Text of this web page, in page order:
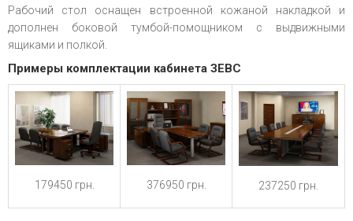
Рабочий стол оснащен встроенной кожаной накладкой и
дополнен боковой тумбой-помощником с выдвижными
ящиками и полкой.
Примеры комплектации кабинета ЗЕВС
179450 грн. 376950 грн. 237250 грн.